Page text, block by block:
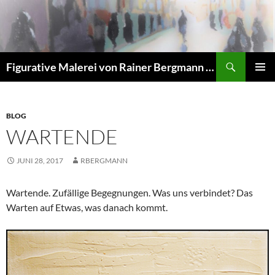
Inhalt
springen
Figurative Malerei von Rainer Bergmann M.A.
BLOG
WARTENDE
JUNI 28, 2017 RBERGMANN
Wartende. Zufällige Begegnungen. Was uns verbindet? Das
Warten auf Etwas, was danach kommt.